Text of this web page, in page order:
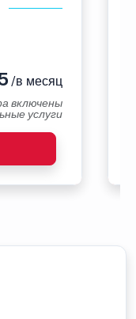
/в месяц
включены
услуги